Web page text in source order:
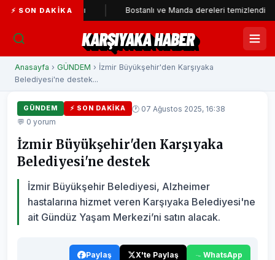
⚡ SON DAKIKA
katıldı Bostanlı ve Manda dereleri temizlendi
KARŞIYAKA HABER
Anasayfa › GÜNDEM › İzmir Büyükşehir'den Karşıyaka
Belediyesi'ne destek...
GÜNDEM ⚡ SON DAKIKA
🕐 07 Ağustos 2025, 16:38
💬 0 yorum
İzmir Büyükşehir'den Karşıyaka
Belediyesi'ne destek
İzmir Büyükşehir Belediyesi, Alzheimer
hastalarına hizmet veren Karşıyaka Belediyesi'ne
ait Gündüz Yaşam Merkezi’ni satın alacak.
Paylaş X'te Paylaş WhatsApp